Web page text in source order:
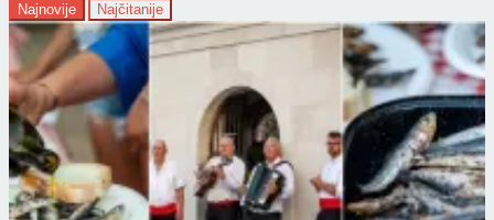
Najnovije
Najčitanije